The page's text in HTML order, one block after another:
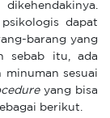
dapat
barang yang
sebab itu, ada
minuman sesuai
yang bisa
berikut.